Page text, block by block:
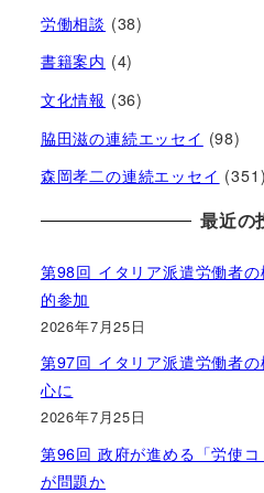
労働相談 (38)
書籍案内 (4)
文化情報 (36)
脇田滋の連続エッセイ (98)
森岡孝二の連続エッセイ (351)
最近の
第98回 イタリア派遣労働者
的参加
2026年7月25日
第97回 イタリア派遣労働者
心に
2026年7月25日
第96回 政府が進める「労使
が問題か